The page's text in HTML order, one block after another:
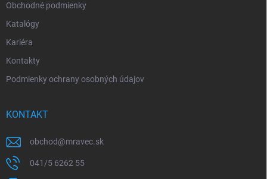
Obchodné podmienky
Katalógy
Kariéra
Kontakty
Podmienky ochrany osobných údajov
KONTAKT
obchod@mravec.sk
041/5 6262 55